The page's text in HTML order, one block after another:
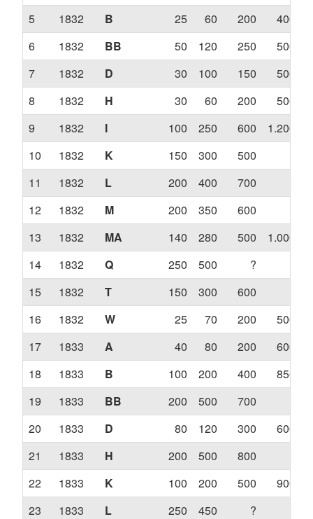
5
1832 B 25 60 200
400
6
1832 BB 50 120 250
500
7
1832 D 30 100 150
500
8
1832 H 30 60 200
500
9
1832 I 100 250 600
1.200
10
1832 K 150 300 500
11
1832 L 200 400 700
12
1832 M 200 350 600
13
1832 MA 140 280 500 1.000
14
1832 Q 250 500 ?
15
1832 T 150 300 600
16
1832 W 25 70 200
500
17
1833 A 40 80 200 600
18
1833 B 100 200 400
850
19
1833 BB 200 500 700
20
1833 D 80 120 300
600
21
1833 H 200 500 800
22
1833 K 100 200 500
900
23
1833 L 250 450 ?